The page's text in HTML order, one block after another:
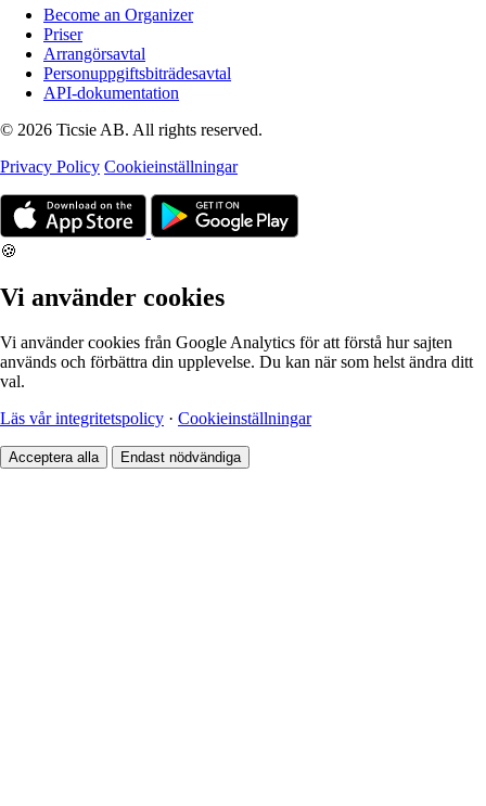
Become an Organizer
Priser
Arrangörsavtal
Personuppgiftsbiträdesavtal
API-dokumentation
© 2026 Ticsie AB. All rights reserved.
Privacy Policy Cookieinställningar
🍪
Vi använder cookies
Vi använder cookies från Google Analytics för att förstå hur sajten
används och förbättra din upplevelse. Du kan när som helst ändra ditt
val.
Läs vår integritetspolicy · Cookieinställningar
Acceptera alla Endast nödvändiga